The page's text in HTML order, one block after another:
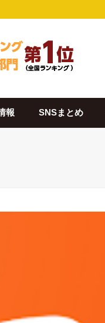
報 SNSまとめ